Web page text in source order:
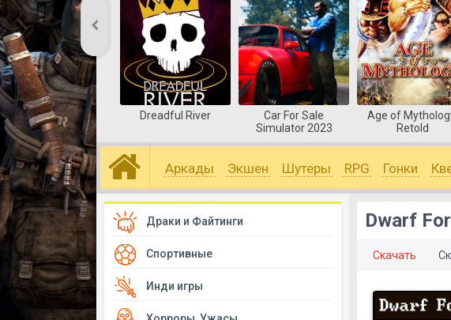
Dreadful River
Car For Sale
Simulator 2023
Age of
Retold
Аркады Экшен Шутеры RPG Гонки
Dwarf
Скачать
Драки и Файтинги
Спортивные
Инди игры